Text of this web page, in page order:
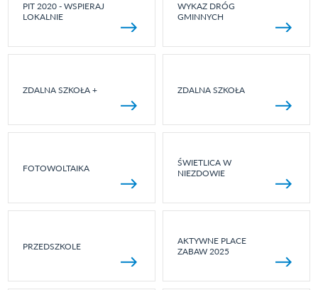
PIT 2020 - WSPIERAJ
LOKALNIE
WYKAZ DRÓG
GMINNYCH
ZDALNA SZKOŁA + ZDALNA SZKOŁA
FOTOWOLTAIKA
ŚWIETLICA W
NIEZDOWIE
PRZEDSZKOLE
AKTYWNE PLACE
ZABAW 2025